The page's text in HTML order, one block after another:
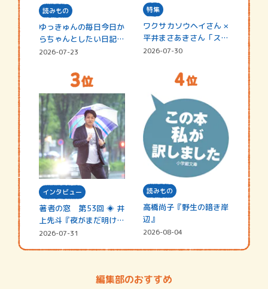
読みもの
ゆっきゅんの毎日今日か
らちゃんとしたい日記
☆202…
2026-07-23
特集
ワクサカソウヘイさん ×
平井まさあきさん「スペ
シャ…
2026-07-30
インタビュー
著者の窓 第53回 ◈ 井
上先斗『夜がまだ明けな
い』
2026-07-31
読みもの
高橋尚子『野生の暗き岸
辺』
2026-08-04
編集部のおすすめ